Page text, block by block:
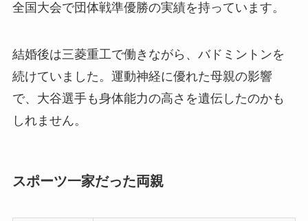
全国大会で団体戦準優勝の実績を持っています。
結婚後は三菱重工で働きながら、バドミントンを
続けていました。運動神経に優れた母親の影響
で、大谷選手も身体能力の高さを遺伝したのかも
しれません。
スポーツ一家だった両親